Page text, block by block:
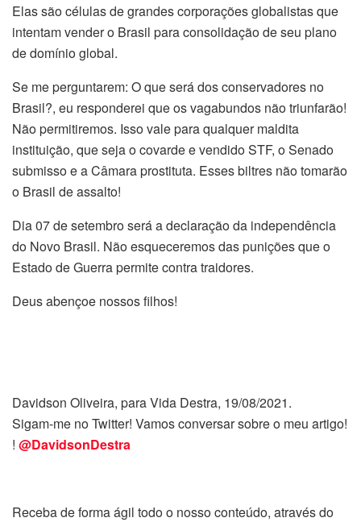
Elas são células de grandes corporações globalistas que
intentam vender o Brasil para consolidação de seu plano
de domínio global.
Se me perguntarem: O que será dos conservadores no
Brasil?, eu responderei que os vagabundos não triunfarão!
Não permitiremos. Isso vale para qualquer maldita
instituição, que seja o covarde e vendido STF, o Senado
submisso e a Câmara prostituta. Esses biltres não tomarão
o Brasil de assalto!
Dia 07 de setembro será a declaração da independência
do Novo Brasil. Não esqueceremos das punições que o
Estado de Guerra permite contra traidores.
Deus abençoe nossos filhos!
Davidson Oliveira, para Vida Destra, 19/08/2021.
Sigam-me no Twitter! Vamos conversar sobre o meu artigo!
! @DavidsonDestra
Receba de forma ágil todo o nosso conteúdo, através do